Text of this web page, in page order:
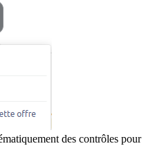
des contrôles pour